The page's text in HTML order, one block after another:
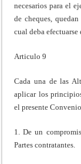
necesarios para el
de cheques,
cual deba
Articulo 9
Cada una de las
aplicar los
el presente
1. De un
Partes contratantes.